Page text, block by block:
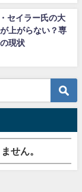
セイラー氏の大
上がらない？専
現状
せん。